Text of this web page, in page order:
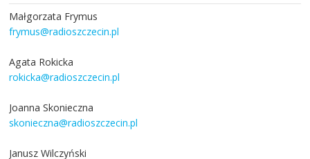
Małgorzata Frymus
frymus@radioszczecin.pl
Agata Rokicka
rokicka@radioszczecin.pl
Joanna Skonieczna
skonieczna@radioszczecin.pl
Janusz Wilczyński